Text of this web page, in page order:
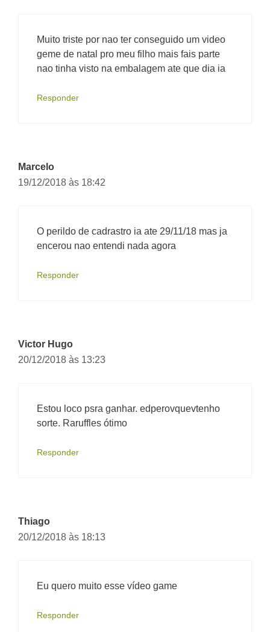
Muito triste por nao ter conseguido um video
geme de natal pro meu filho mais fais parte
nao tinha visto na embalagem ate que dia ia
Responder
Marcelo
19/12/2018 às 18:42
O perildo de cadrastro ia ate 29/11/18 mas ja
encerou nao entendi nada agora
Responder
Victor Hugo
20/12/2018 às 13:23
Estou loco psra ganhar. edperovquevtenho
sorte. Raruffles ótimo
Responder
Thiago
20/12/2018 às 18:13
Eu quero muito esse vídeo game
Responder